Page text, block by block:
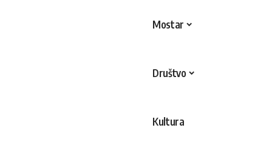
Mostar
Društvo
Kultura